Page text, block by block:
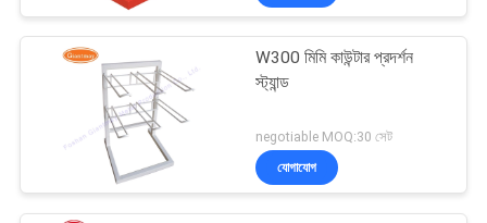
W300 মিমি কাউন্টার প্রদর্শন
স্ট্যান্ড
negotiable MOQ:30 সেট
যোগাযোগ